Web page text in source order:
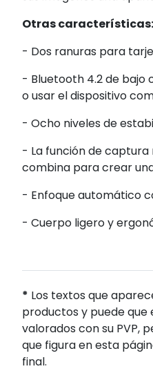
Otras características:
- Dos ranuras para
- Bluetooth 4.2 de bajo
o usar el dispositivo
- Ocho niveles de
- La función de
combina para crear
- Enfoque automático
- Cuerpo ligero y
* Los textos que
productos y puede
valorados con su PVP,
que figura en esta
final.